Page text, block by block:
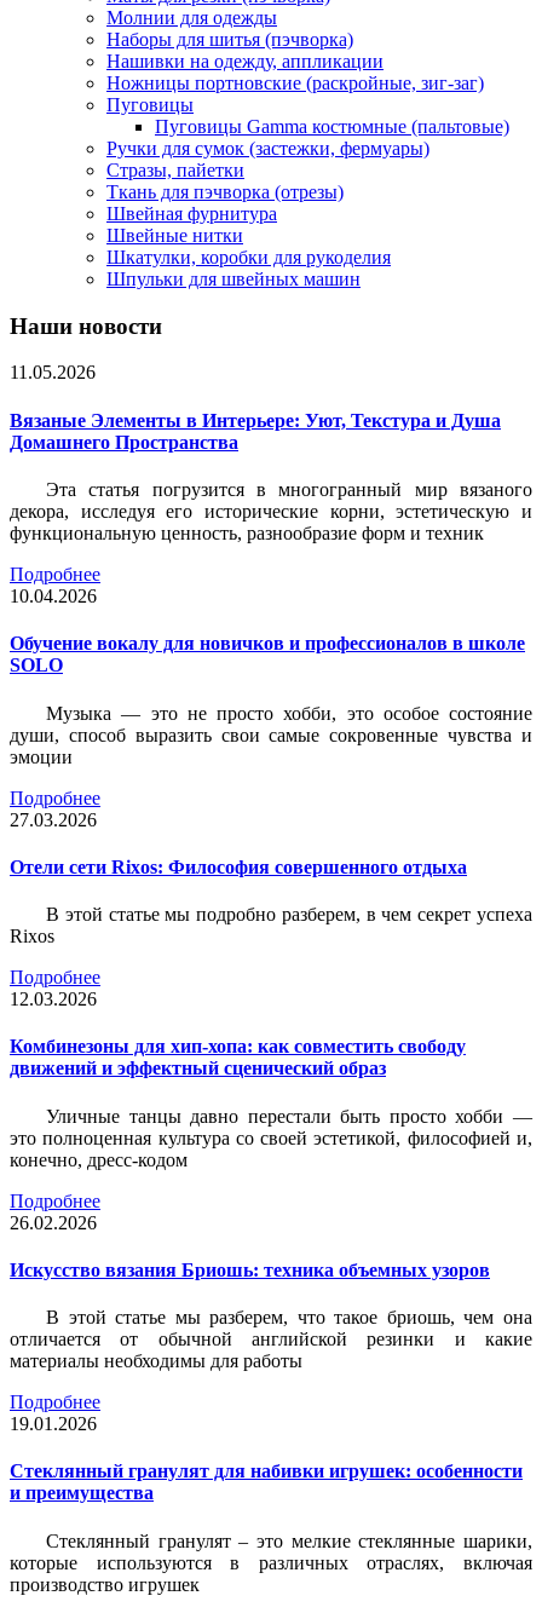
Молнии для одежды
Наборы для шитья (пэчворка)
Нашивки на одежду, аппликации
Ножницы портновские (раскройные, зиг-заг)
Пуговицы
Пуговицы Gamma костюмные (пальтовые)
Ручки для сумок (застежки, фермуары)
Стразы, пайетки
Ткань для пэчворка (отрезы)
Швейная фурнитура
Швейные нитки
Шкатулки, коробки для рукоделия
Шпульки для швейных машин
Наши новости
11.05.2026
Вязаные Элементы в Интерьере: Уют, Текстура и Душа
Домашнего Пространства
Эта статья погрузится в многогранный мир вязаного
декора, исследуя его исторические корни, эстетическую и
функциональную ценность, разнообразие форм и техник
Подробнее
10.04.2026
Обучение вокалу для новичков и профессионалов в школе
SOLO
Музыка — это не просто хобби, это особое состояние
души, способ выразить свои самые сокровенные чувства и
эмоции
Подробнее
27.03.2026
Отели сети Rixos: Философия совершенного отдыха
В этой статье мы подробно разберем, в чем секрет успеха
Rixos
Подробнее
12.03.2026
Комбинезоны для хип-хопа: как совместить свободу
движений и эффектный сценический образ
Уличные танцы давно перестали быть просто хобби —
это полноценная культура со своей эстетикой, философией и,
конечно, дресс-кодом
Подробнее
26.02.2026
Искусство вязания Бриошь: техника объемных узоров
В этой статье мы разберем, что такое бриошь, чем она
отличается от обычной английской резинки и какие
материалы необходимы для работы
Подробнее
19.01.2026
Стеклянный гранулят для набивки игрушек: особенности
и преимущества
Стеклянный гранулят – это мелкие стеклянные шарики,
которые используются в различных отраслях, включая
производство игрушек